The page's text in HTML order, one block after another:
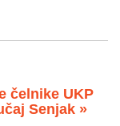
čelnike UKP
Senjak »